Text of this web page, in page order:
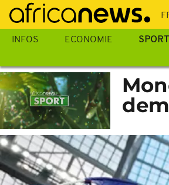
Passer
au
contenu
INFOS ECONOMIE SPORT